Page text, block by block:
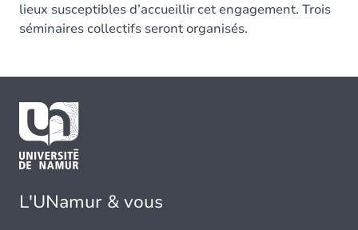
lieux susceptibles d’accueillir cet engagement. Trois
séminaires collectifs seront organisés.
L'UNamur & vous